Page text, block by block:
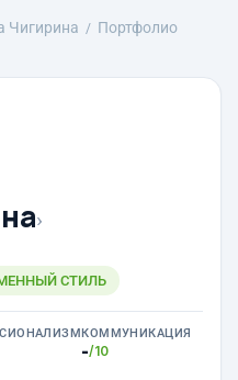
Чигирина
Портфолио
›
СТИЛЬ
КОММУНИКАЦИЯ
-/10